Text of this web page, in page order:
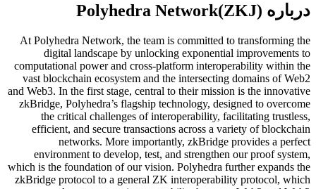
درباره Polyhedra Network(ZKJ)
At Polyhedra Network, the team is committed to transforming the
digital landscape by unlocking exponential improvements to
computational power and cross-platform interoperability within the
vast blockchain ecosystem and the intersecting domains of Web2
and Web3. In the first stage, central to their mission is the innovative
zkBridge, Polyhedra’s flagship technology, designed to overcome
the critical challenges of interoperability, facilitating trustless,
efficient, and secure transactions across a variety of blockchain
networks. More importantly, zkBridge provides a perfect
environment to develop, test, and strengthen our proof system,
which is the foundation of our vision. Polyhedra further expands the
zkBridge protocol to a general ZK interoperability protocol, which